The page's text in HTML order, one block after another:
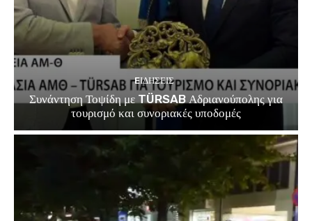
EΙΔΗΣΕΙΣ
Συνάντηση Τοψίδη με TÜRSAB Αδριανούπολης για
τουρισμό και συνοριακές υποδομές